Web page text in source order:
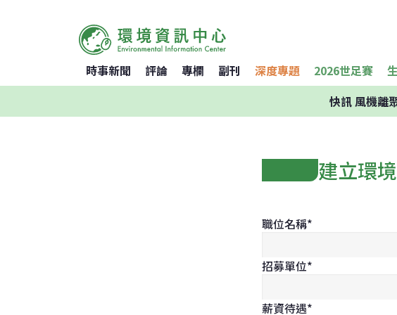
時事新聞 評論 專欄 副刊 深度專題 2026世足賽
快訊風機離
建立環
職位名稱*
招募單位*
薪資待遇*